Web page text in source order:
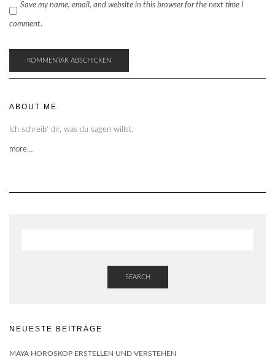
Save my name, email, and website in this browser for the next time I
comment.
ABOUT ME
Ich schreib‘ dir, was du sagen willst.
more…
SEARCH
NEUESTE BEITRÄGE
MAYA HOROSKOP ERSTELLEN UND VERSTEHEN